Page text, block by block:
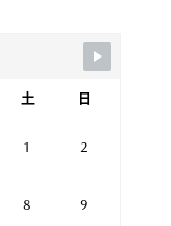
土 日
1 2
8 9